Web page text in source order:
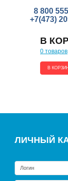
8 800
+7(473)
В
0 товаров
В
ЛИЧНЫЙ